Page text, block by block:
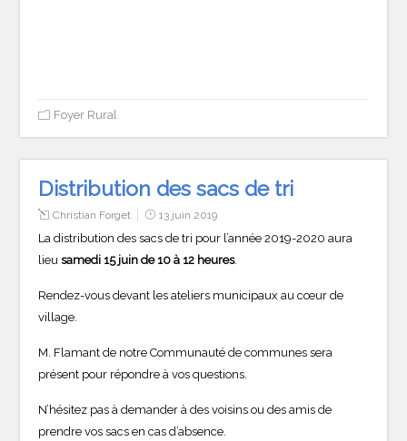
Foyer Rural
Distribution des sacs de tri
Christian Forget 13 juin 2019
La distribution des sacs de tri pour l’année 2019-2020 aura
lieusamedi 15 juin de 10 à 12 heures.
Rendez-vous devant les ateliers municipaux au cœur de
village.
M. Flamant de notre Communauté de communes sera
présent pour répondre à vos questions.
N’hésitez pas à demander à des voisins ou des amis de
prendre vos sacs en cas d’absence.